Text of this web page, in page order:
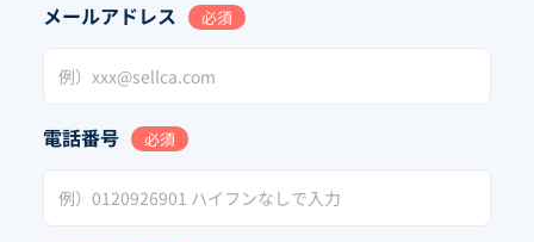
メールアドレス 必須
電話番号 必須